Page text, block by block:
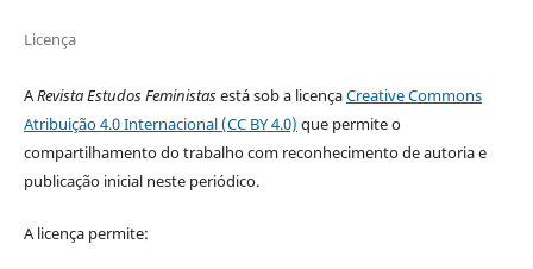
Licença
ARevista Estudos Feministasestá sob a licençaCreative Commons
Atribuição 4.0 Internacional (CC BY 4.0) que permite o
compartilhamento do trabalho com reconhecimento de autoria e
publicação inicial neste periódico.
A licença permite: